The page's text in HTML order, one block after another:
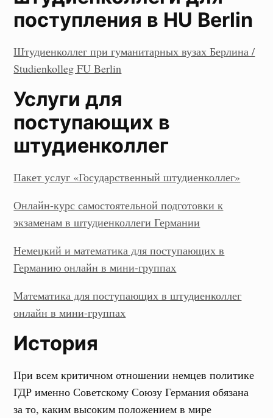
поступления в HU Berlin
Штудиенколлег при гуманитарных вузах Берлина /
Studienkolleg FU Berlin
Услуги для
поступающих в
штудиенколлег
Пакет услуг «Государственный штудиенколлег»
Онлайн-курс самостоятельной подготовки к
экзаменам в штудиенколлеги Германии
Немецкий и математика для поступающих в
Германию онлайн в мини-группах
Математика для поступающих в штудиенколлег
онлайн в мини-группах
История
При всем критичном отношении немцев политике
ГДР именно Советскому Союзу Германия обязана
за то, каким высоким положением в мире